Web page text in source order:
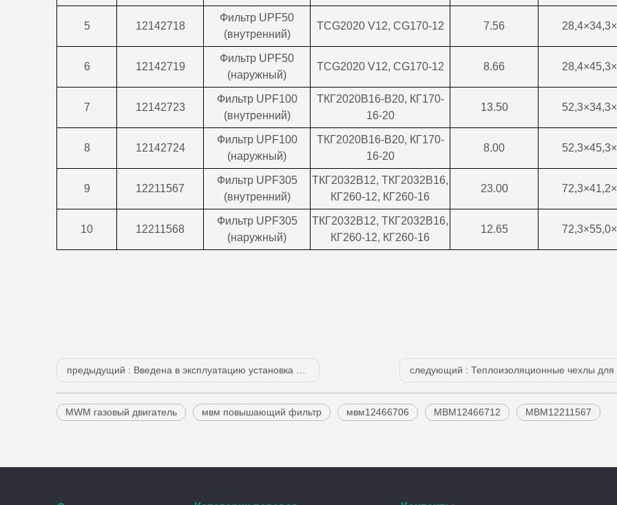
5 12142718
Фильтр UPF50
(внутренний)
TCG2020 V12, CG170-12 7.56
6 12142719
Фильтр UPF50
(наружный)
TCG2020 V12, CG170-12 8.66
7 12142723
Фильтр UPF100
(внутренний)
ТКГ2020В16-В20, КГ170-
16-20
13.50
8 12142724
Фильтр UPF100
(наружный)
ТКГ2020В16-В20, КГ170-
16-20
8.00
9 12211567
Фильтр UPF305
(внутренний)
ТКГ2032В12, ТКГ2032В16,
КГ260-12, КГ260-16
23.00
10 12211568
Фильтр UPF305
(наружный)
ТКГ2032В12, ТКГ2032В16,
КГ260-12, КГ260-16
12.65
предыдущий : Введена в эксплуатацию установка нового поколения на базе Jenbacher J624 следующий : Теплоизоляционные чехлы для газогенератора
MWM газовый двигатель мвм повышающий фильтр мвм12466706 МВМ12466712 МВМ12211567